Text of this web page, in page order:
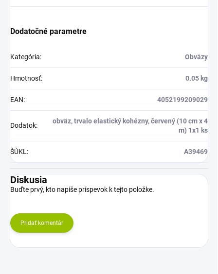
Dodatočné parametre
Kategória: Obväzy
Hmotnosť: 0.05 kg
EAN: 4052199209029
Dodatok:
obväz, trvalo elastický kohézny, červený (10 cm x 4
m) 1x1 ks
ŠÚKL: A39469
Diskusia
Buďte prvý, kto napíše príspevok k tejto položke.
Pridať komentár